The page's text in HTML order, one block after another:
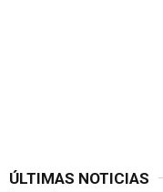
ÚLTIMAS NOTICIAS